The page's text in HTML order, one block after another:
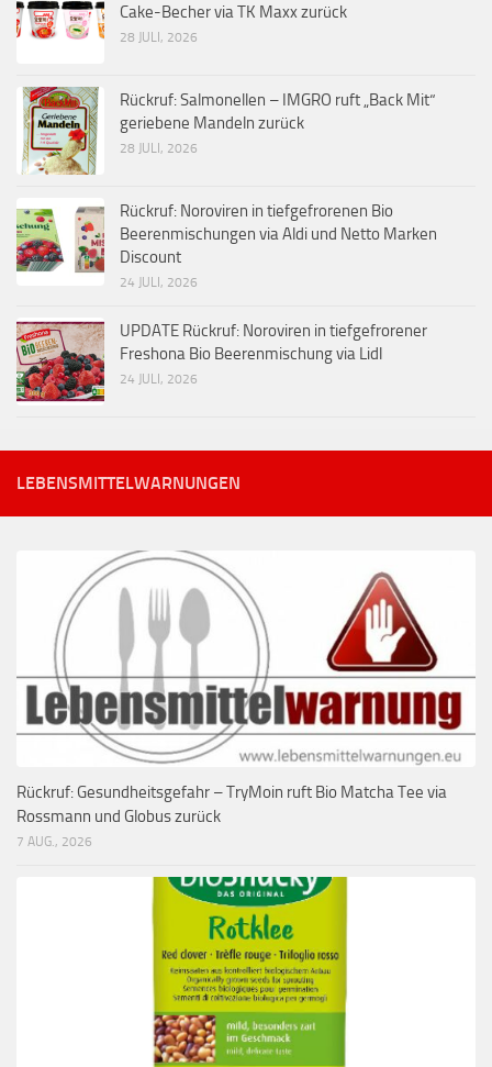
Cake-Becher via TK Maxx zurück
28 JULI, 2026
Rückruf: Salmonellen – IMGRO ruft „Back Mit“
geriebene Mandeln zurück
28 JULI, 2026
Rückruf: Noroviren in tiefgefrorenen Bio
Beerenmischungen via Aldi und Netto Marken
Discount
24 JULI, 2026
UPDATE Rückruf: Noroviren in tiefgefrorener
Freshona Bio Beerenmischung via Lidl
24 JULI, 2026
LEBENSMITTELWARNUNGEN
Rückruf: Gesundheitsgefahr – TryMoin ruft Bio Matcha Tee via
Rossmann und Globus zurück
7 AUG., 2026